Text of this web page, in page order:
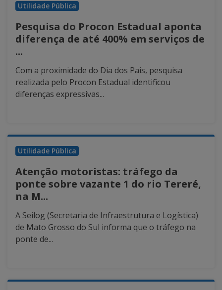
Utilidade Pública
Pesquisa do Procon Estadual aponta
diferença de até 400% em serviços de
...
Com a proximidade do Dia dos Pais, pesquisa
realizada pelo Procon Estadual identificou
diferenças expressivas...
Utilidade Pública
Atenção motoristas: tráfego da
ponte sobre vazante 1 do rio Tereré,
na M...
A Seilog (Secretaria de Infraestrutura e Logística)
de Mato Grosso do Sul informa que o tráfego na
ponte de...